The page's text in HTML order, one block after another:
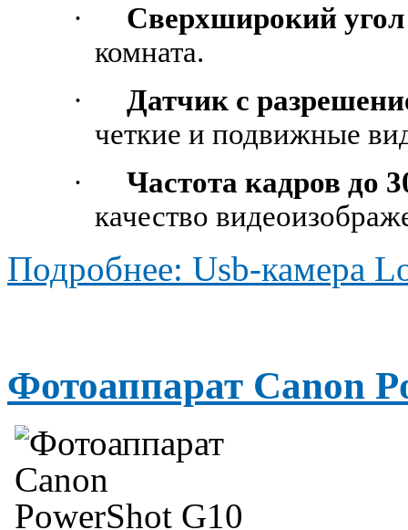
·
Сверхширокий угол
комната.
·
Датчик с
четкие и подвижные
·
Частота кадров до
качество
Подробнее: Usb-камера
Фотоаппарат Canon